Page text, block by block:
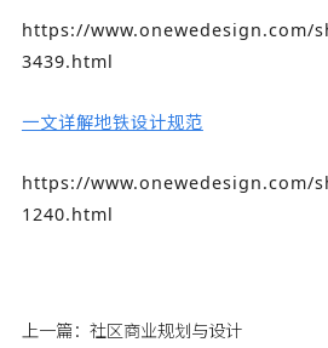
https://www.onewedesign.com/
3439.html
一文详解地铁设计规范
https://www.onewedesign.com/
1240.html
上一篇： 社区商业规划与设计